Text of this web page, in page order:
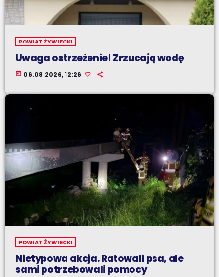
POWIAT ŻYWIECKI
Uwaga ostrzeżenie! Zrzucają wodę
today 06.08.2026, 12:26
POWIAT ŻYWIECKI
Nietypowa akcja. Ratowali psa, ale
sami potrzebowali pomocy